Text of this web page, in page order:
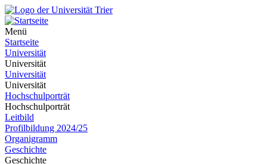
Menü
Startseite
Universität
Universität
Universität
Universität
Hochschulporträt
Hochschulporträt
Leitbild
Profilbildung 2024/25
Organigramm
Geschichte
Geschichte